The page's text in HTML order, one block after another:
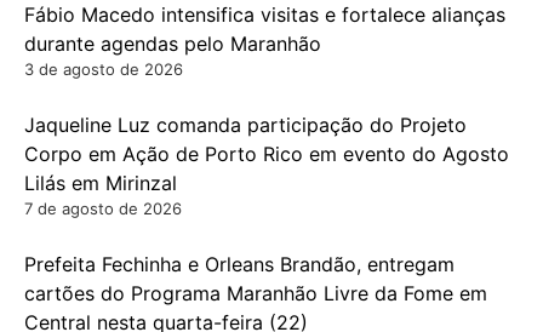
Fábio Macedo intensifica visitas e fortalece alianças
durante agendas pelo Maranhão
3 de agosto de 2026
Jaqueline Luz comanda participação do Projeto
Corpo em Ação de Porto Rico em evento do Agosto
Lilás em Mirinzal
7 de agosto de 2026
Prefeita Fechinha e Orleans Brandão, entregam
cartões do Programa Maranhão Livre da Fome em
Central nesta quarta-feira (22)